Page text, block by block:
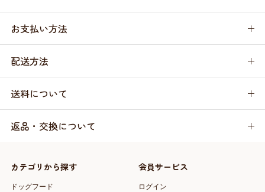
お支払い方法
配送方法
送料について
返品・交換について
カテゴリから探す
ドッグフード
会員サービス
ログイン